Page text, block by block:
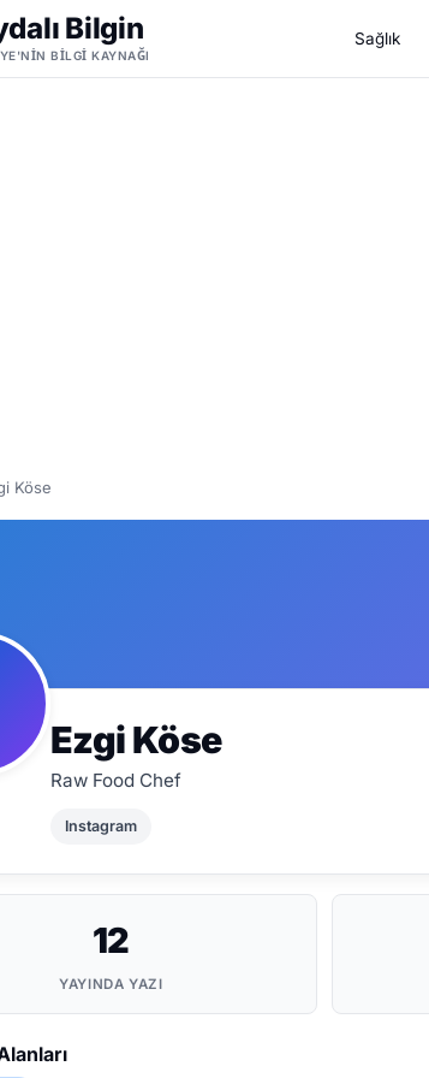
Bilgin
BILGI KAYNAĞI
Sağlık
Köse
Ezgi Köse
Raw Food Chef
Instagram
12
YAYINDA YAZI